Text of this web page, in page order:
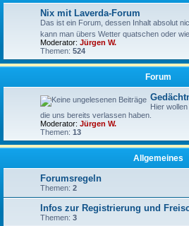
Nix mit Laverda-Forum
Das ist ein Forum, dessen Inhalt absolut
kann man übers Wetter quatschen oder
Moderator: Jürgen W.
Themen: 524
Forum
Hier
die uns bereits verlassen haben.
Moderator: Jürgen W.
Themen: 13
Allgemeines
Forumsregeln
Themen: 2
Infos zur Registrierung und
Themen: 3